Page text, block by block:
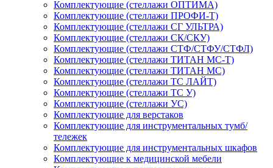
Комплектующие (стеллажи ОПТИМА)
Комплектующие (стеллажи ПРОФИ-Т)
Комплектующие (стеллажи СГ УЛЬТРА)
Комплектующие (стеллажи СК/СКУ)
Комплектующие (стеллажи СТФ/СТФУ/СТФЛ)
Комплектующие (стеллажи ТИТАН МС-Т)
Комплектующие (стеллажи ТИТАН МС)
Комплектующие (стеллажи ТС ЛАЙТ)
Комплектующие (стеллажи ТС У)
Комплектующие (стеллажи УС)
Комплектующие для верстаков
Комплектующие для инструментальных тумб/
тележек
Комплектующие для инструментальных шкафов
Комплектующие к медицинской мебели